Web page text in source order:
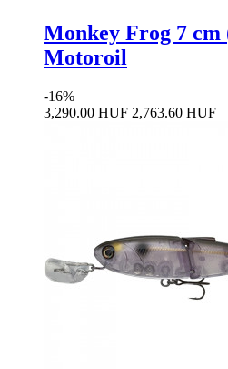
Monkey Frog 7 cm
Motoroil
-16%
3,290.00 HUF 2,763.60 HUF